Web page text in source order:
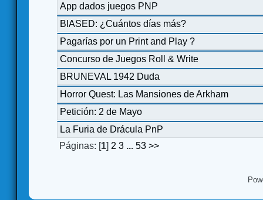
App dados juegos PNP
BIASED: ¿Cuántos días más?
Pagarías por un Print and Play ?
Concurso de Juegos Roll & Write
BRUNEVAL 1942 Duda
Horror Quest: Las Mansiones de Arkham
Petición: 2 de Mayo
La Furia de Drácula PnP
Páginas: [1] 2 3 ... 53 >>